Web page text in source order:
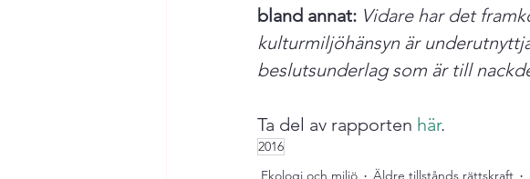
bland annat: Vidare har det
kulturmiljöhänsyn är
beslutsunderlag som är till
Ta del av rapporten här.
2016
Ekologi och miljö
Äldre tillstånds rättskraft